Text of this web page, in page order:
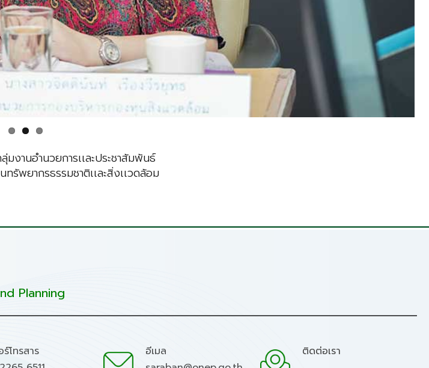
มงานอำนวยการเเละประชาสัมพันธ์
ทรัพยากรธรรมชาติเเละสิ่งเเวดล้อม
Planning
ร์โทรสาร
อีเมล
ติดต่อเรา